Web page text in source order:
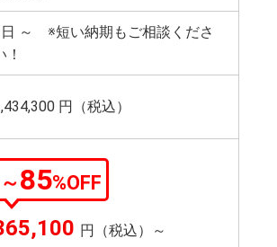
～ ※短い納期もご相談くださ
！
円（税込）
～85%OFF
円（税込）～